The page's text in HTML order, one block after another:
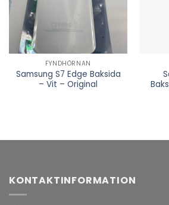
FYNDHÖRNAN
Samsung S7 Edge Baksida
– Vit – Original
KONTAKTINFORMATION